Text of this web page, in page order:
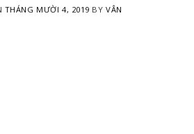
THÁNG MƯỜI 4, 2019 BYVÂN